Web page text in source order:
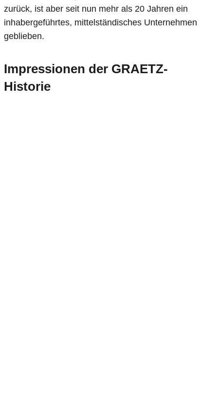
zurück, ist aber seit nun mehr als 20 Jahren ein
inhabergeführtes, mittelständisches Unternehmen
geblieben.
Impressionen der GRAETZ-
Historie